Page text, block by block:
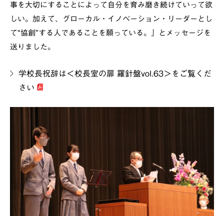
事を大切にすることによって自分を育み磨き続けていって欲
しい。加えて、グローカル・イノベーション・リーダーとし
て“協創”する人であることを願っている。」とメッセージを
送りました。
学校長祝辞は＜校長室の扉 羅針盤vol.63＞をご覧くだ
さい